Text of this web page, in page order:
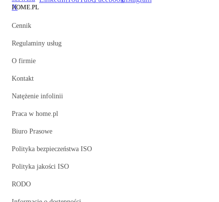
HOME.PL
Cennik
Regulaminy usług
O firmie
Kontakt
Natężenie infolinii
Praca w home.pl
Biuro Prasowe
Polityka bezpieczeństwa ISO
Polityka jakości ISO
RODO